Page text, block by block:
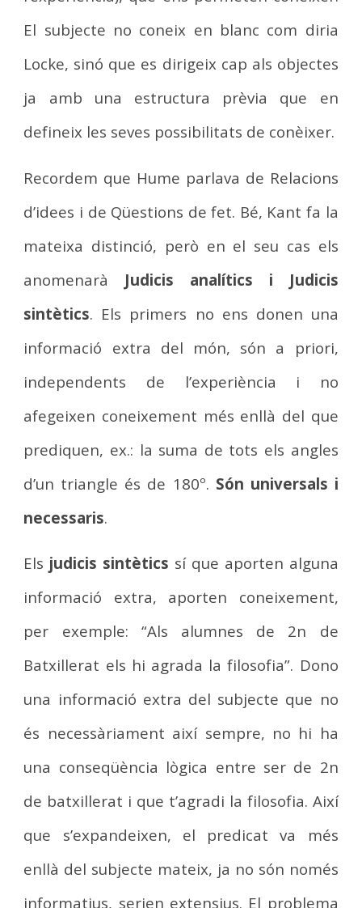
El subjecte no coneix en blanc com diria
Locke, sinó que es dirigeix cap als objectes
ja amb una estructura prèvia que en
defineix les seves possibilitats de conèixer.
Recordem que Hume parlava de Relacions
d’idees i de Qüestions de fet. Bé, Kant fa la
mateixa distinció, però en el seu cas els
anomenarà Judicis analítics i Judicis
sintètics. Els primers no ens donen una
informació extra del món, són a priori,
independents de l’experiència i no
afegeixen coneixement més enllà del que
prediquen, ex.: la suma de tots els angles
d’un triangle és de 180º. Són universals i
necessaris.
Els judicis sintètics sí que aporten alguna
informació extra, aporten coneixement,
per exemple: “Als alumnes de 2n de
Batxillerat els hi agrada la filosofia”. Dono
una informació extra del subjecte que no
és necessàriament així sempre, no hi ha
una conseqüència lògica entre ser de 2n
de batxillerat i que t’agradi la filosofia. Així
que s’expandeixen, el predicat va més
enllà del subjecte mateix, ja no són només
informatius, serien extensius. El problema